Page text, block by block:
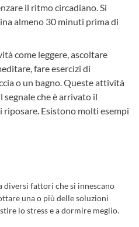
il ritmo circadiano. Si
almeno 30 minuti prima di
come leggere, ascoltare
fare esercizi di
o un bagno. Queste attività
che è arrivato il
riposare. Esistono molti esempi
diversi fattori che si innescano
una o più delle soluzioni
lo stress e a dormire meglio.